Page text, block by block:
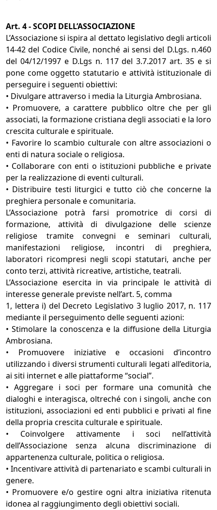
Art. 4 - SCOPI DELL’ASSOCIAZIONE
L’Associazione si ispira al dettato legislativo degli articoli
14-42 del Codice Civile, nonché ai sensi del D.Lgs. n.460
del 04/12/1997 e D.Lgs n. 117 del 3.7.2017 art. 35 e si
pone come oggetto statutario e attività istituzionale di
perseguire i seguenti obiettivi:
• Divulgare attraverso i media la Liturgia Ambrosiana.
• Promuovere, a carattere pubblico oltre che per gli
associati, la formazione cristiana degli associati e la loro
crescita culturale e spirituale.
• Favorire lo scambio culturale con altre associazioni o
enti di natura sociale o religiosa.
• Collaborare con enti o istituzioni pubbliche e private
per la realizzazione di eventi culturali.
• Distribuire testi liturgici e tutto ciò che concerne la
preghiera personale e comunitaria.
L’Associazione potrà farsi promotrice di corsi di
formazione, attività di divulgazione delle scienze
religiose tramite convegni e seminari culturali,
manifestazioni religiose, incontri di preghiera,
laboratori ricompresi negli scopi statutari, anche per
conto terzi, attività ricreative, artistiche, teatrali.
L’Associazione esercita in via principale le attività di
interesse generale previste nell’art. 5, comma
1, lettera i) del Decreto Legislativo 3 luglio 2017, n. 117
mediante il perseguimento delle seguenti azioni:
• Stimolare la conoscenza e la diffusione della Liturgia
Ambrosiana.
• Promuovere iniziative e occasioni d’incontro
utilizzando i diversi strumenti culturali legati all’editoria,
ai siti internet e alle piattaforme “social”.
• Aggregare i soci per formare una comunità che
dialoghi e interagisca, oltreché con i singoli, anche con
istituzioni, associazioni ed enti pubblici e privati al fine
della propria crescita culturale e spirituale.
• Coinvolgere attivamente i soci nell’attività
dell’Associazione senza alcuna discriminazione di
appartenenza culturale, politica o religiosa.
• Incentivare attività di partenariato e scambi culturali in
genere.
• Promuovere e/o gestire ogni altra iniziativa ritenuta
idonea al raggiungimento degli obiettivi sociali.